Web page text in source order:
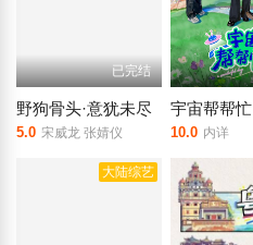
已完结
野狗骨头·意犹未尽
5.0 宋威龙 张婧仪
宇宙帮帮忙
10.0 内详
大陆综艺